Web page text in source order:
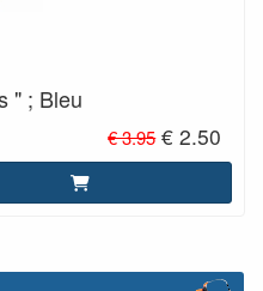
" ; Bleu
€ 3.95€ 2.50